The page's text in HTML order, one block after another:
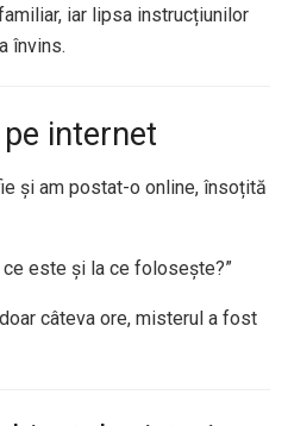
iar lipsa instrucțiunilor
învins.
internet
și am postat-o online, însoțită
este și la ce folosește?”
câteva ore, misterul a fost